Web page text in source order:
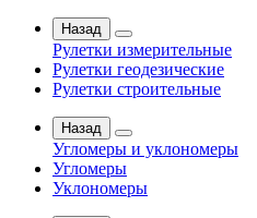
Назад
Рулетки измерительные
Рулетки геодезические
Рулетки строительные
Назад
Угломеры и уклономеры
Угломеры
Уклономеры